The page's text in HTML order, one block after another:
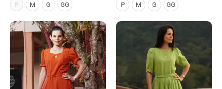
P
M G GG P M G GG